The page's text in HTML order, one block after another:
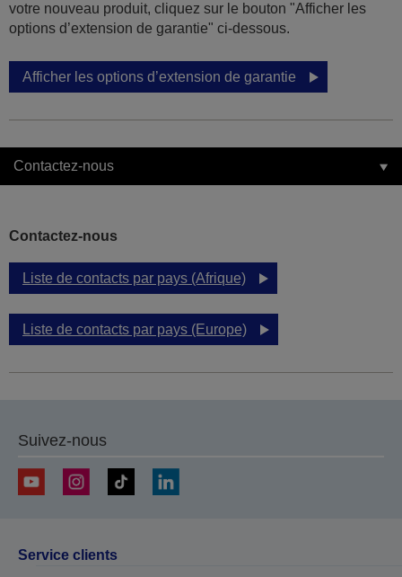
votre nouveau produit, cliquez sur le bouton "Afficher les
options d’extension de garantie" ci-dessous.
Afficher les options d’extension de garantie
Contactez-nous
Contactez-nous
Liste de contacts par pays (Afrique)
Liste de contacts par pays (Europe)
Suivez-nous
Service clients